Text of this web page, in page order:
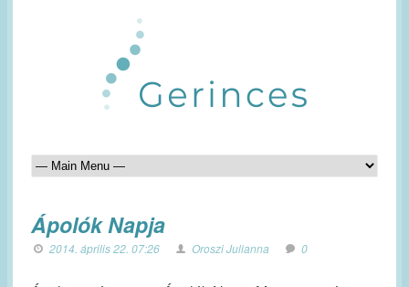
Ápolók Napja
2014. április 22. 07:26 Oroszi Julianna 0